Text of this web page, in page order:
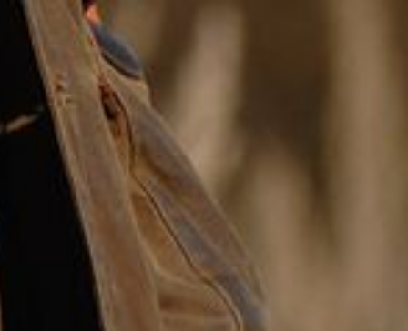
Startseite
Über uns
Unsere Hunde
Unvergessene Hunde